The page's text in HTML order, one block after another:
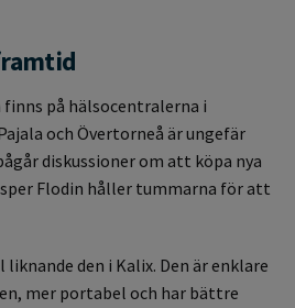
finns på hälsocentralerna i
och Övertorneå är ungefär
diskussioner om att köpa nya
Flodin håller tummarna för att
liknande den i Kalix. Den är enklare
mer portabel och har bättre